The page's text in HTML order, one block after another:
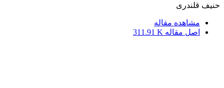
حنیف قلندری
مشاهده مقاله
اصل مقاله 311.91 K